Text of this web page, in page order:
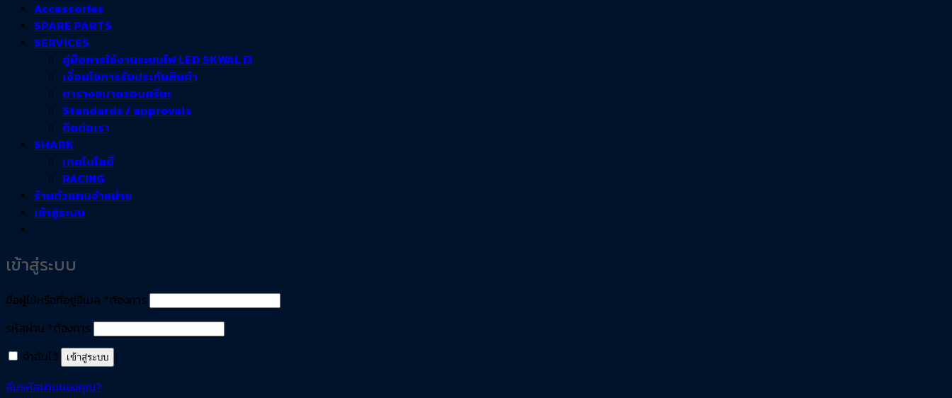
Accessories
SPARE PARTS
SERVICES
คู่มือการใช้งานระบบไฟ LED SKWAL i3
เงื่อนไขการรับประกันสินค้า
ตารางขนาดรอบศรีษะ
Standards / approvals
ติดต่อเรา
SHARK
เทคโนโลยี
RACING
ร้านตัวแทนจำหน่าย
เข้าสู่ระบบ
เข้าสู่ระบบ
ชื่อผู้ใช้หรือที่อยู่อีเมล *ต้องการ
รหัสผ่าน *ต้องการ
จำฉันไว้
เข้าสู่ระบบ
ลืมรหัสผ่านของคุณ?